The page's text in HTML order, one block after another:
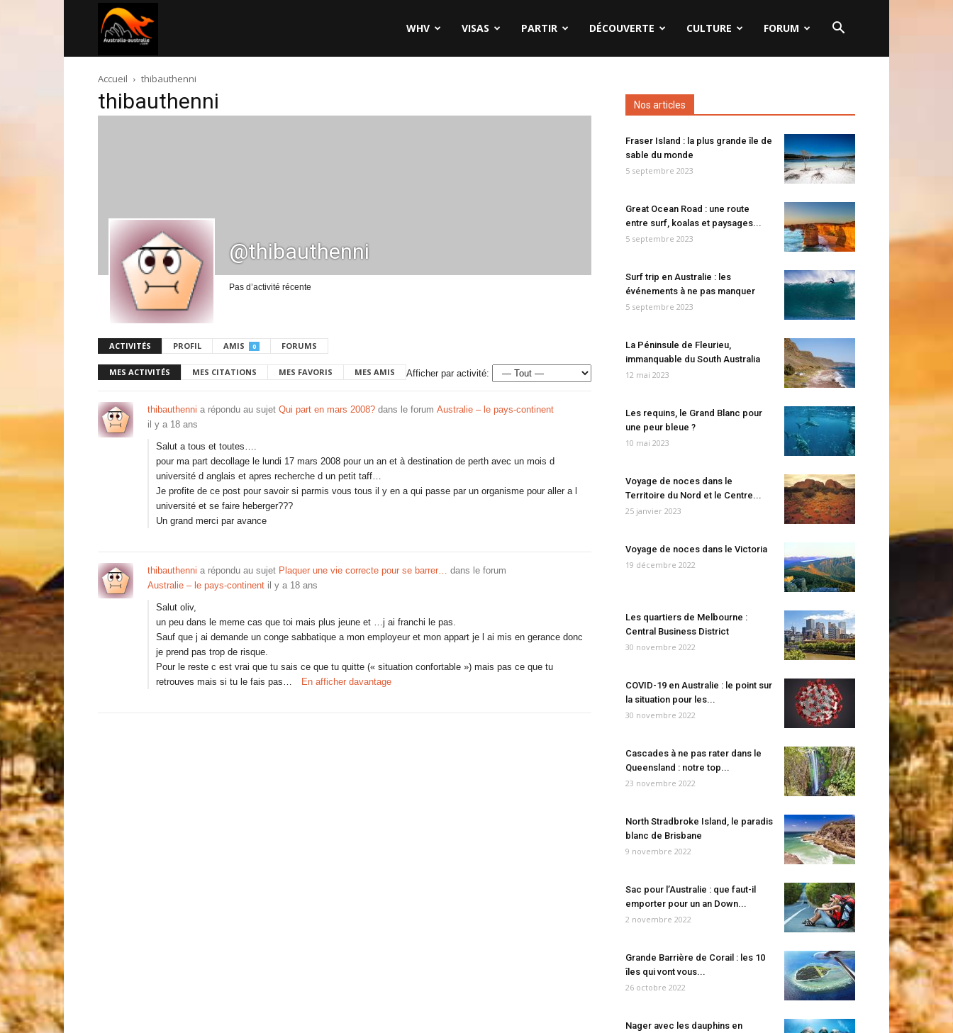
australie.com
WHV VISAS PARTIR DÉCOUVERTE CULTURE FORUM
Accueil thibauthenni
thibauthenni
@thibauthenni
Pas d’activité récente
ACTIVITÉS PROFIL AMIS 0 FORUMS
MES ACTIVITÉS MES CITATIONS MES FAVORIS MES AMIS Afficher par activité:
thibauthenni a répondu au sujet Qui part en mars 2008? dans le forum Australie – le pays-continent
il y a 18 ans
Salut a tous et toutes….
pour ma part decollage le lundi 17 mars 2008 pour un an et à destination de perth avec un mois d
université d anglais et apres recherche d un petit taff…
Je profite de ce post pour savoir si parmis vous tous il y en a qui passe par un organisme pour aller a l
université et se faire heberger???
Un grand merci par avance
thibauthenni a répondu au sujet Plaquer une vie correcte pour se barrer… dans le forum
Australie – le pays-continent il y a 18 ans
Salut oliv,
un peu dans le meme cas que toi mais plus jeune et …j ai franchi le pas.
Sauf que j ai demande un conge sabbatique a mon employeur et mon appart je l ai mis en gerance donc
je prend pas trop de risque.
Pour le reste c est vrai que tu sais ce que tu quitte (« situation confortable ») mais pas ce que tu
retrouves mais si tu le fais pas…
En afficher davantage
Nos articles
Fraser Island : la plus grande île de
sable du monde
5 septembre 2023
Great Ocean Road : une route
entre surf, koalas et paysages...
5 septembre 2023
Surf trip en Australie : les
événements à ne pas manquer
5 septembre 2023
La Péninsule de Fleurieu,
immanquable du South Australia
12 mai 2023
Les requins, le Grand Blanc pour
une peur bleue ?
10 mai 2023
Voyage de noces dans le
Territoire du Nord et le Centre...
25 janvier 2023
Voyage de noces dans le Victoria
19 décembre 2022
Les quartiers de Melbourne :
Central Business District
30 novembre 2022
COVID-19 en Australie : le point sur
la situation pour les...
30 novembre 2022
Cascades à ne pas rater dans le
Queensland : notre top...
23 novembre 2022
North Stradbroke Island, le paradis
blanc de Brisbane
9 novembre 2022
Sac pour l’Australie : que faut-il
emporter pour un an Down...
2 novembre 2022
Grande Barrière de Corail : les 10
îles qui vont vous...
26 octobre 2022
Nager avec les dauphins en